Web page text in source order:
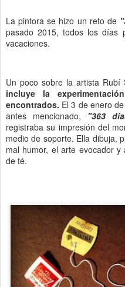
La pintora se hizo un reto de
pasado 2015, todos los días
vacaciones.
Un poco sobre la artista Rubí
incluye la
encontrados. El 3 de enero
antes mencionado, "363
registraba su impresión del
medio de soporte. Ella dibuja,
mal humor, el arte evocador
de té.